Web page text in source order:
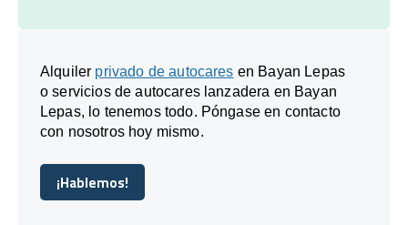
Alquiler privado de autocares en Bayan Lepas
o servicios de autocares lanzadera en Bayan
Lepas, lo tenemos todo. Póngase en contacto
con nosotros hoy mismo.
¡Hablemos!
¡Hablemos!